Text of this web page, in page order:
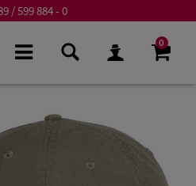
/ 599 884 - 0
0